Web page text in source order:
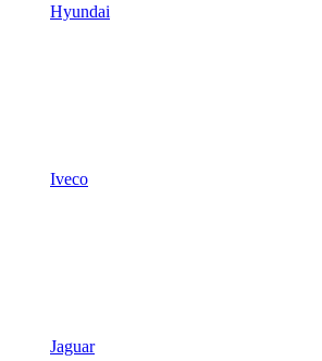
Hyundai
Iveco
Jaguar